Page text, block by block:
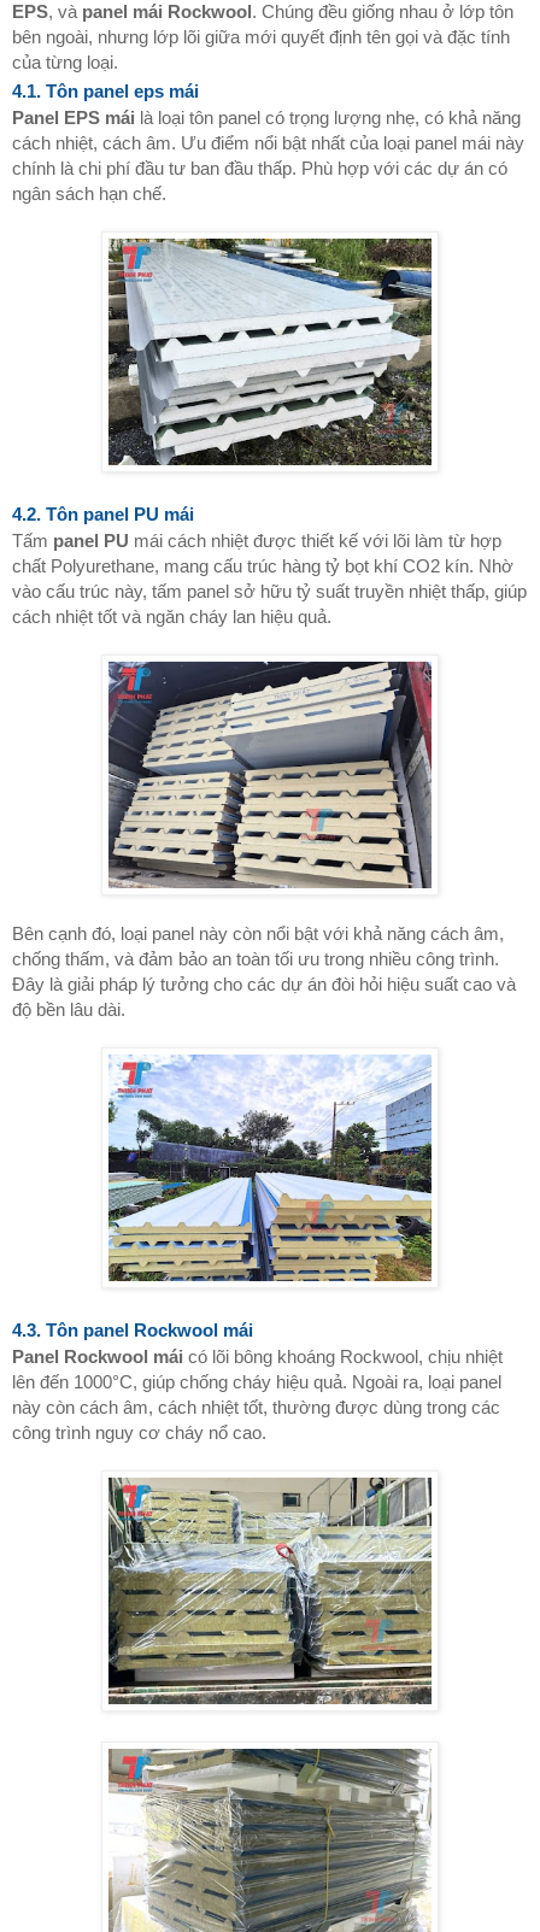
EPS, và panel mái Rockwool . Chúng đều giống nhau ở lớp tôn
bên ngoài, nhưng lớp lõi giữa mới quyết định tên gọi và đặc tính
của từng loại.
4.1. Tôn panel eps mái
Panel EPS mái là loại tôn panel có trọng lượng nhẹ, có khả năng
cách nhiệt, cách âm. Ưu điểm nổi bật nhất của loại panel mái này
chính là chi phí đầu tư ban đầu thấp. Phù hợp với các dự án có
ngân sách hạn chế.
4.2. Tôn panel PU mái
Tấm panel PU mái cách nhiệt được thiết kế với lõi làm từ hợp
chất Polyurethane, mang cấu trúc hàng tỷ bọt khí CO2 kín. Nhờ
vào cấu trúc này, tấm panel sở hữu tỷ suất truyền nhiệt thấp, giúp
cách nhiệt tốt và ngăn cháy lan hiệu quả.
Bên cạnh đó, loại panel này còn nổi bật với khả năng cách âm,
chống thấm, và đảm bảo an toàn tối ưu trong nhiều công trình.
Đây là giải pháp lý tưởng cho các dự án đòi hỏi hiệu suất cao và
độ bền lâu dài.
4.3. Tôn panel Rockwool mái
Panel Rockwool mái có lõi bông khoáng Rockwool, chịu nhiệt
lên đến 1000°C, giúp chống cháy hiệu quả. Ngoài ra, loại panel
này còn cách âm, cách nhiệt tốt, thường được dùng trong các
công trình nguy cơ cháy nổ cao.